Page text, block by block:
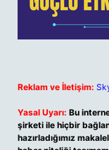
Reklam ve İletişim:
Yasal Uyarı: Bu
şirketi ile hiçbir
hazırladığımız